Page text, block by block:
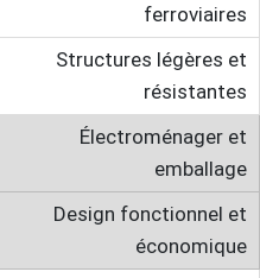
ferroviaires
Structures légères et
résistantes
Électroménager et
emballage
Design fonctionnel et
économique